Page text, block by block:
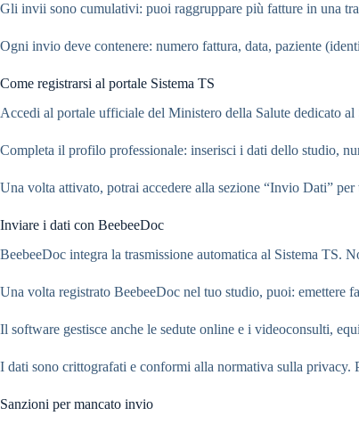
Gli invii sono cumulativi: puoi raggruppare più fatture in una
Ogni invio deve contenere: numero fattura, data, paziente
Come registrarsi al portale Sistema TS
Accedi al portale ufficiale del Ministero della Salute dedicato
Completa il profilo professionale: inserisci i dati dello studio,
Una volta attivato, potrai accedere alla sezione “Invio Dati”
Inviare i dati con BeebeeDoc
BeebeeDoc integra la trasmissione automatica al Sistema TS.
Una volta registrato BeebeeDoc nel tuo studio, puoi: emettere
Il software gestisce anche le sedute online e i videoconsulti,
I dati sono crittografati e conformi alla normativa sulla
Sanzioni per mancato invio